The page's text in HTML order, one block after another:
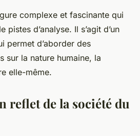
complexe et fascinante qui
d’analyse. Il s’agit d’un
permet d’aborder des
sur la nature humaine, la
elle-même.
reflet de la société du